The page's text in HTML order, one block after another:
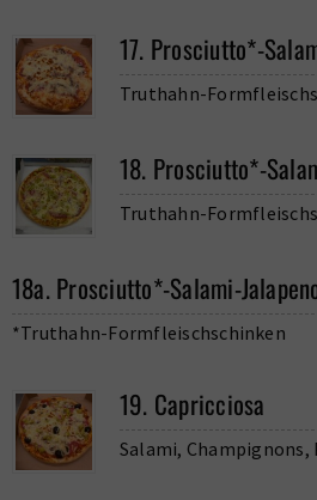
17. Prosciutto*-
Truthahn-
18. Prosciutto*-
Truthahn-
18a. Prosciutto*-Salami-
*Truthahn-Formfleischschinken
19. Capricciosa
Salami, Champignons,